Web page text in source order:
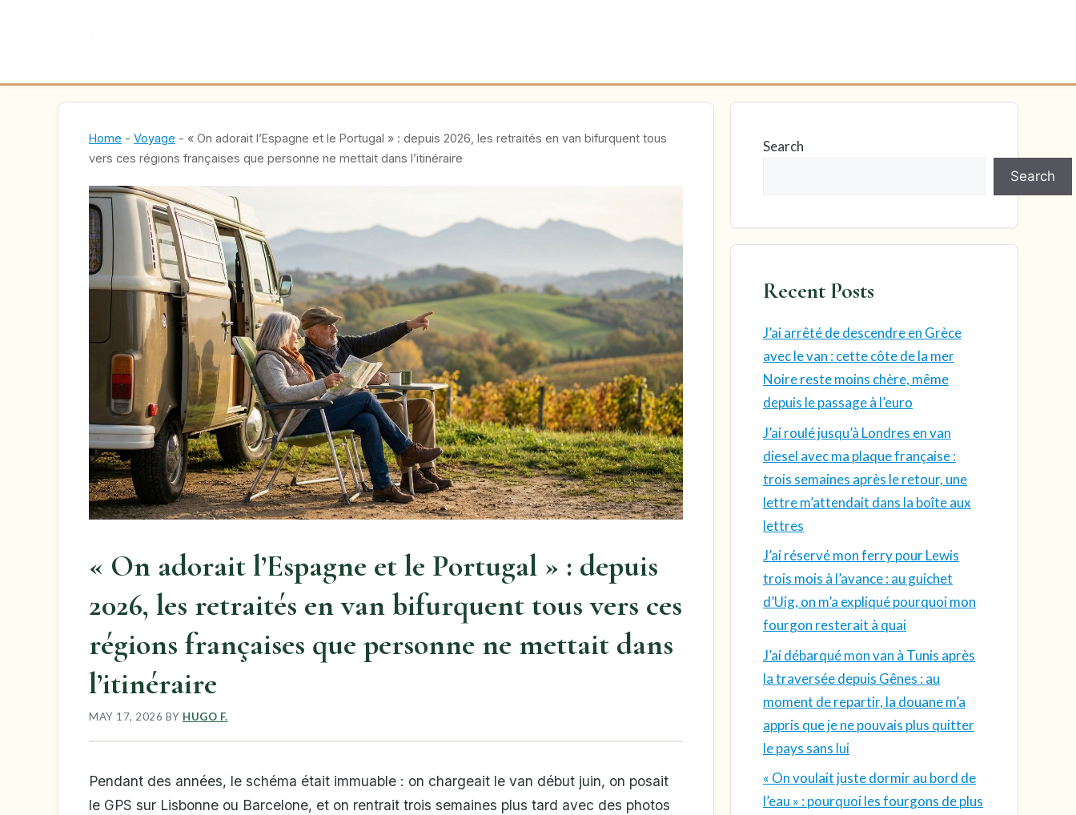
Home - Voyage - « On adorait l’Espagne et le Portugal » : depuis 2026, les retraités en van bifurquent tous
vers ces régions françaises que personne ne mettait dans l’itinéraire
« On adorait l’Espagne et le Portugal » : depuis
2026, les retraités en van bifurquent tous vers ces
régions françaises que personne ne mettait dans
l’itinéraire
MAY 17, 2026 BY HUGO F.
Pendant des années, le schéma était immuable : on chargeait le van début juin, on posait
le GPS sur Lisbonne ou Barcelone, et on rentrait trois semaines plus tard avec des photos
Search
Search
Recent Posts
J’ai arrêté de descendre en Grèce
avec le van : cette côte de la mer
Noire reste moins chère, même
depuis le passage à l’euro
J’ai roulé jusqu’à Londres en van
diesel avec ma plaque française :
trois semaines après le retour, une
lettre m’attendait dans la boîte aux
lettres
J’ai réservé mon ferry pour Lewis
trois mois à l’avance : au guichet
d’Uig, on m’a expliqué pourquoi mon
fourgon resterait à quai
J’ai débarqué mon van à Tunis après
la traversée depuis Gênes : au
moment de repartir, la douane m’a
appris que je ne pouvais plus quitter
le pays sans lui
« On voulait juste dormir au bord de
l’eau » : pourquoi les fourgons de plus